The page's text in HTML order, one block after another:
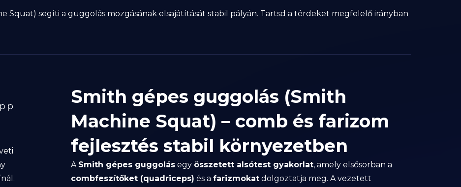
Squat) segíti a guggolás mozgásának elsajátítását stabil pályán. Tartsd a térdeket megfelelő irányban
Smith gépes guggolás (Smith
Machine Squat) – comb és farizom
fejlesztés stabil környezetben
A Smith gépes guggolásegy összetett alsótest gyakorlat, amely elsősorban a
combfeszítőket (quadriceps) és a farizmokatdolgoztatja meg. A vezetett